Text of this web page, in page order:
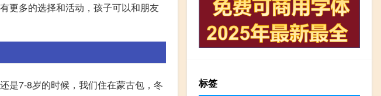
更多的选择和活动，孩子可以和朋友
是7-8岁的时候，我们住在蒙古包，冬
标签